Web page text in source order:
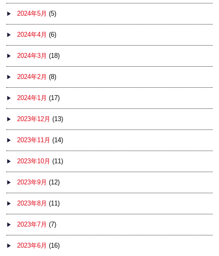
2024年5月 (5)
2024年4月 (6)
2024年3月 (18)
2024年2月 (8)
2024年1月 (17)
2023年12月 (13)
2023年11月 (14)
2023年10月 (11)
2023年9月 (12)
2023年8月 (11)
2023年7月 (7)
2023年6月 (16)